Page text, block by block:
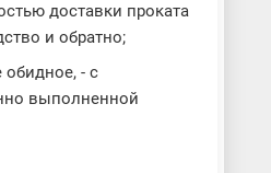
доставки проката
и обратно;
обидное, - с
выполненной